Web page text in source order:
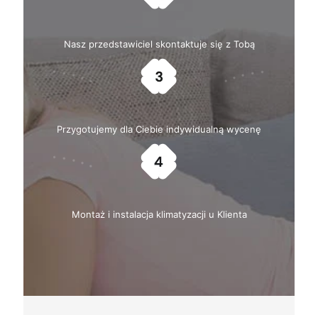
Nasz przedstawiciel skontaktuje się z Tobą
Przygotujemy dla Ciebie indywidualną wycenę
Montaż i instalacja klimatyzacji u Klienta